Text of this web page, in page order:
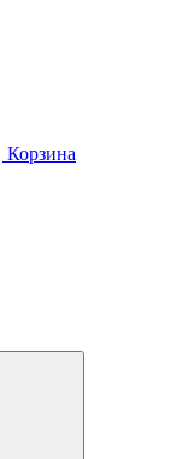
Корзина